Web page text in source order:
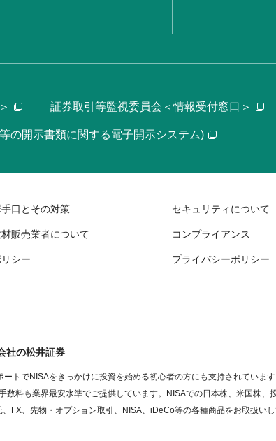
証券取引等監視委員会＜情報受付窓口＞
の開示書類に関する電子開示システム)
口とその対策 セキュリティについて
販売業者について コンプライアンス
シー プライバシーポリシー
社の松井証券
トでNISAをきっかけに投資を始める初心者の方にも支持されています
料も業界最安水準でご提供しています。NISAでの日本株、米国株、
FX、先物・オプション取引、NISA、iDeCo等の各種商品をお取扱いし